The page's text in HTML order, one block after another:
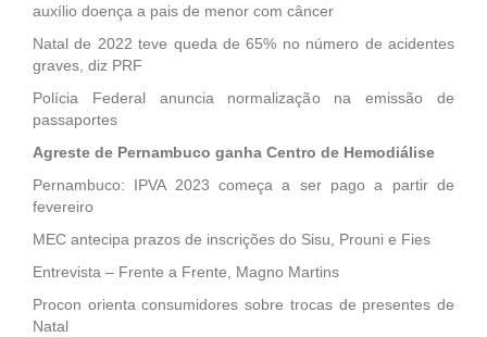
auxílio doença a pais de menor com câncer
Natal de 2022 teve queda de 65% no número de acidentes
graves, diz PRF
Polícia Federal anuncia normalização na emissão de
passaportes
Agreste de Pernambuco ganha Centro de Hemodiálise
Pernambuco: IPVA 2023 começa a ser pago a partir de
fevereiro
MEC antecipa prazos de inscrições do Sisu, Prouni e Fies
Entrevista – Frente a Frente, Magno Martins
Procon orienta consumidores sobre trocas de presentes de
Natal